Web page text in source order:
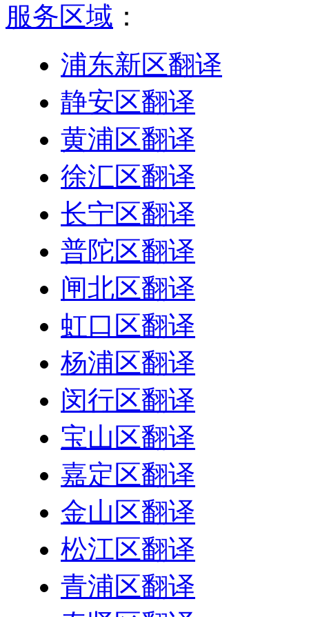
服务区域 ：
浦东新区翻译
静安区翻译
黄浦区翻译
徐汇区翻译
长宁区翻译
普陀区翻译
闸北区翻译
虹口区翻译
杨浦区翻译
闵行区翻译
宝山区翻译
嘉定区翻译
金山区翻译
松江区翻译
青浦区翻译